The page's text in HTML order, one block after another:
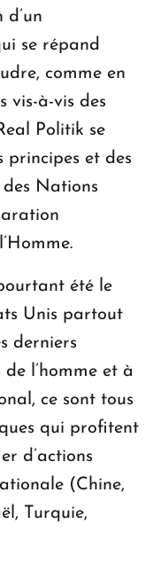
se répand
comme en
vis-à-vis des
Politik se
principes et des
Nations
été le
Unis partout
derniers
l’homme et à
ce sont tous
qui profitent
d’actions
(Chine,
Turquie,